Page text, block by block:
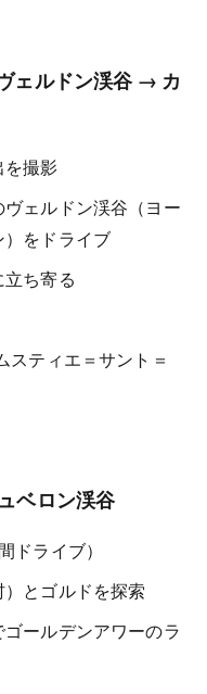
ェルドン渓谷 → カ
を撮影
ェルドン渓谷（ヨー
）をドライブ
ち寄る
スティエ＝サント＝
ベロン渓谷
ドライブ）
とゴルドを探索
ールデンアワーのラ